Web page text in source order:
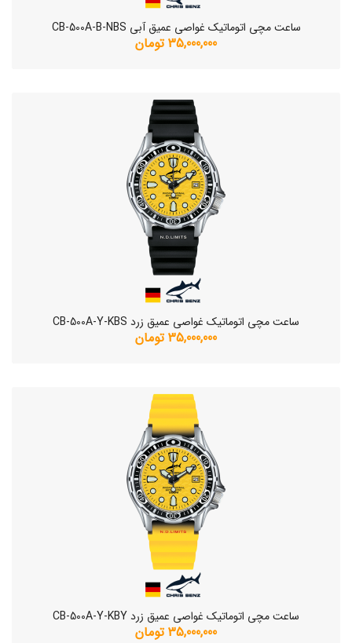
ساعت مچی اتوماتیک غواصی عمیق آبی CB-500A-B-NBS
35,000,000 تومان
ساعت مچی اتوماتیک غواصی عمیق زرد CB-500A-Y-KBS
35,000,000 تومان
ساعت مچی اتوماتیک غواصی عمیق زرد CB-500A-Y-KBY
35,000,000 تومان